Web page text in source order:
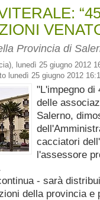
Provincia di
lunedì 25 giugno 2012
lunedì 25 giugno 2012
"L'impegno di
delle
Salerno,
cacciatori
l'assessore
- sarà
della provincia e